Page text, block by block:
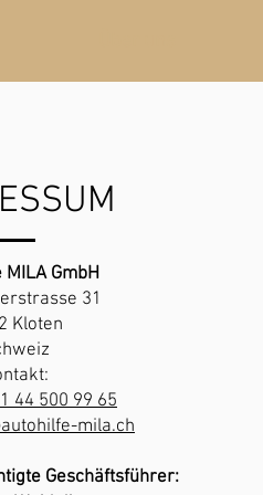
GmbH
31
Kloten
44 500 99 65
mila.ch
Geschäftsführer: